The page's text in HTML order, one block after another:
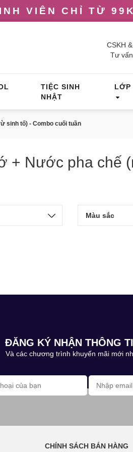
VIÊN CHỈ TỪ 99K
CSKH
Tư
TIỆC SINH
NHẬT
LỚP
sinh tố) - Combo cuối tuần
+ Nước pha chế
Màu sắc
ĐĂNG KÝ NHẬN THÔNG
Và các chương trình khuyến mãi mới
CHÍNH SÁCH BÁN HÀNG